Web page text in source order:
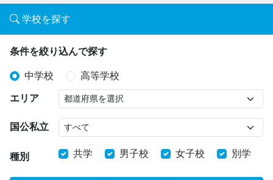
学校を探す
条件を絞り込んで探す
中学校 高等学校
エリア
国公私立
種別 共学 男子校 女子校 別学